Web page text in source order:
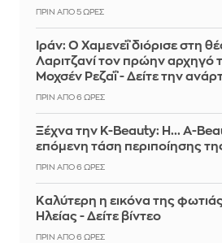
ΠΡΙΝ ΑΠΌ 5 ΏΡΕΣ
Ιράν: Ο Χαμενεΐ διόρισε στη
Λαριτζανί τον πρώην αρχηγό
Μοχσέν Ρεζαΐ - Δείτε την
ΠΡΙΝ ΑΠΌ 6 ΏΡΕΣ
Ξέχνα την K-Beauty: Η... A-
επόμενη τάση περιποίησης
ΠΡΙΝ ΑΠΌ 6 ΏΡΕΣ
Καλύτερη η εικόνα της
Ηλείας - Δείτε βίντεο
ΠΡΙΝ ΑΠΌ 6 ΏΡΕΣ